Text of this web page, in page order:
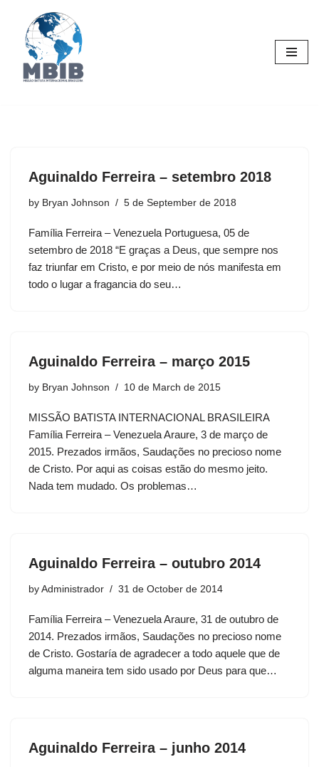
Skip
content
Aguinaldo Ferreira – setembro 2018
by Bryan Johnson 5 de September de 2018
Família Ferreira – Venezuela Portuguesa, 05 de
setembro de 2018 “E graças a Deus, que sempre nos
faz triunfar em Cristo, e por meio de nós manifesta em
todo o lugar a fragancia do seu…
Aguinaldo Ferreira – março 2015
by Bryan Johnson 10 de March de 2015
MISSÃO BATISTA INTERNACIONAL BRASILEIRA
Família Ferreira – Venezuela Araure, 3 de março de
2015. Prezados irmãos, Saudações no precioso nome
de Cristo. Por aqui as coisas estão do mesmo jeito.
Nada tem mudado. Os problemas…
Aguinaldo Ferreira – outubro 2014
by Administrador 31 de October de 2014
Família Ferreira – Venezuela Araure, 31 de outubro de
2014. Prezados irmãos, Saudações no precioso nome
de Cristo. Gostaría de agradecer a todo aquele que de
alguma maneira tem sido usado por Deus para que…
Aguinaldo Ferreira – junho 2014